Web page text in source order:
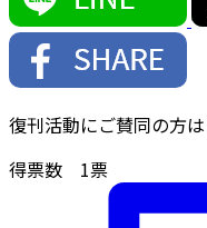
復刊活動にご賛同の方
得票数 1票